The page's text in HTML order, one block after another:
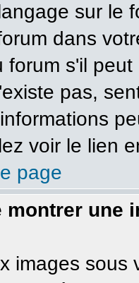
sur le
dans
forum s'il
pas,
voir le lien
page
montrer une
images sous